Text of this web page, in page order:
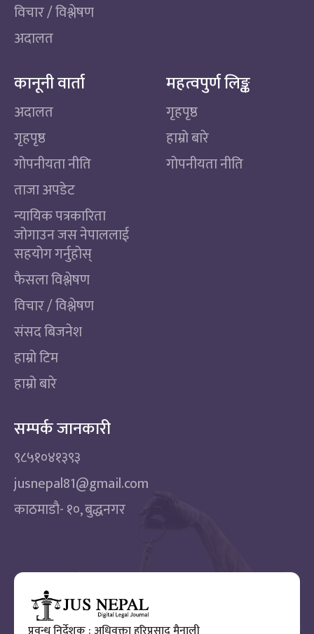
विचार / विश्लेषण
अदालत
कानूनी वार्ता
अदालत
गृहपृष्ठ
गोपनीयता नीति
ताजा अपडेट
न्यायिक पत्रकारिता
जोगाउन जस नेपाललाई
सहयोग गर्नुहोस्
फैसला विश्लेषण
विचार / विश्लेषण
संसद बिजनेश
हाम्रो टिम
हाम्रो बारे
महत्वपुर्ण लिङ्क
गृहपृष्ठ
हाम्रो बारे
गोपनीयता नीति
सम्पर्क जानकारी
९८५१०४१३९३
jusnepal81@gmail.com
काठमाडाै‌- १०, बुद्धनगर